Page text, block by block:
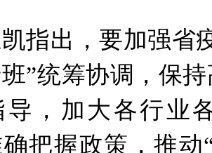
出，要加强省
”统筹协调，保
导，加大各行业
把握政策，推动